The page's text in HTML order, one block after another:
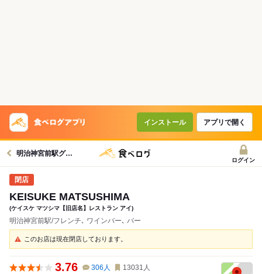
インストール アプリで開く
明治神宮前駅グルメへ
ログイン
KEISUKE MATSUSHIMA
(ケイスケ マツシマ【旧店名】レストラン アイ)
明治神宮前駅/フレンチ､ ワインバー､ バー
このお店は現在閉店しております。
3.76 306 人 13031 人